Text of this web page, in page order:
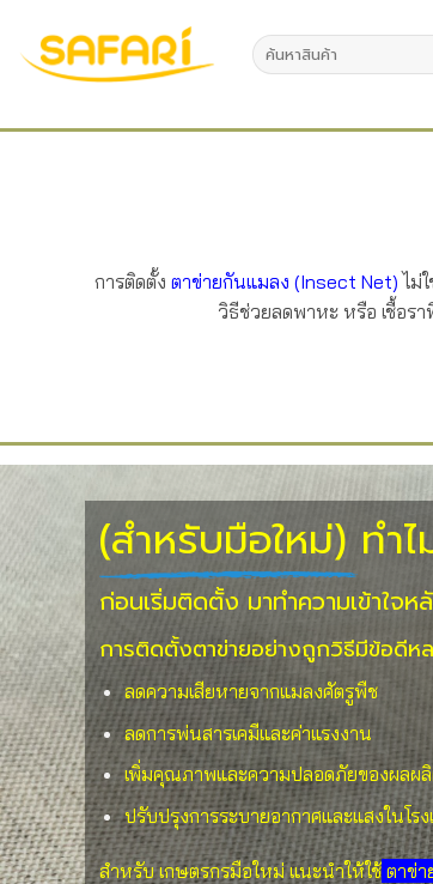
ค้นหา:
การติดตั้ง ตาข่ายกันแมลง (Insect Net) ไม่
วิธีช่วยลดพาหะ หรือ เชื้อร
(สำหรับมือใหม่) ทำ
ก่อนเริ่มติดตั้ง มาทำความเข้าใ
การติดตั้งตาข่ายอย่างถูกวิธีมีข้อดีหล
ลดความเสียหายจากแมลงศัตรูพืช
ลดการพ่นสารเคมีและค่าแรงงาน
เพิ่มคุณภาพและความปลอดภัยของผลผ
ปรับปรุงการระบายอากาศและแสงในโรง
สำหรับ เกษตรกรมือใหม่ แนะนำให้ใช้ ตาข่